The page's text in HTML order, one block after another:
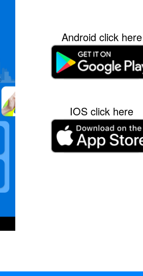
Android click here
IOS click here